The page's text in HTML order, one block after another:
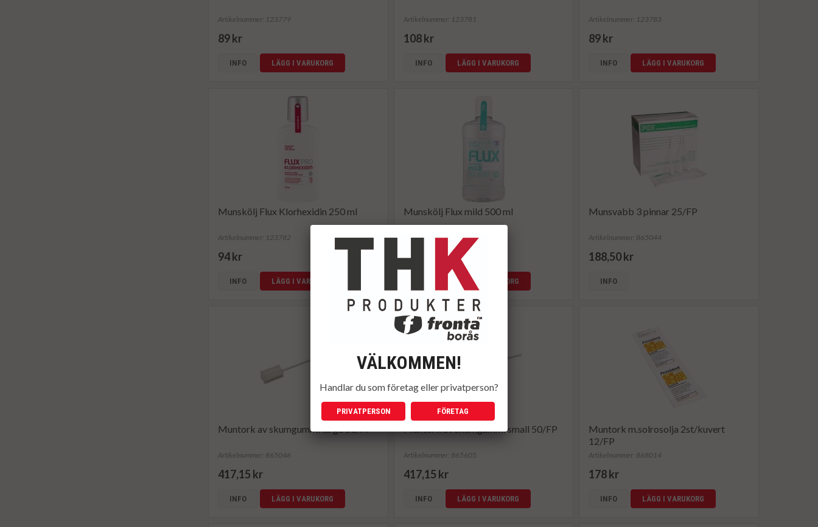
Artikelnummer: 123779
89 kr
INFO LÄGG I VARUKORG
Artikelnummer: 123781
108 kr
INFO LÄGG I VARUKORG
Artikelnummer: 123783
89 kr
INFO LÄGG I VARUKORG
Munskölj Flux Klorhexidin 250 ml
Artikelnummer: 123782
94 kr
INFO LÄGG I VARUKORG
Munskölj Flux mild 500 ml
Artikelnummer: 123780
89 kr
LÄGG I VARUKORG
Munsvabb 3 pinnar 25/FP
Artikelnummer: 865044
188,50 kr
INFO
Muntork av skumgummi large 50/FP
Artikelnummer: 865046
417,15 kr
INFO LÄGG I VARUKORG
Muntork av skumgummi small 50/FP
Artikelnummer: 865605
417,15 kr
INFO LÄGG I VARUKORG
Muntork m.solrosolja 2st/kuvert
12/FP
Artikelnummer: 868014
178 kr
INFO LÄGG I VARUKORG
VÄLKOMMEN!
Handlar du som företag eller privatperson?
PRIVATPERSON FÖRETAG